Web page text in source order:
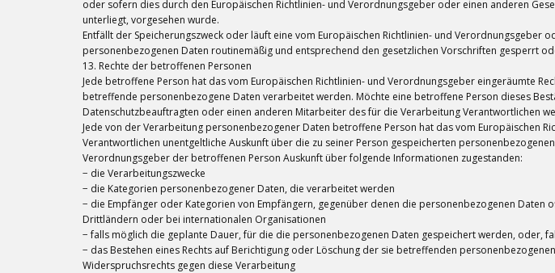
oder sofern dies durch den Europäischen Richtlinien- und Verordnungsgeber oder einen anderen
unterliegt, vorgesehen wurde.
Entfällt der Speicherungszweck oder läuft eine vom Europäischen Richtlinien- und
personenbezogenen Daten routinemäßig und entsprechend den gesetzlichen Vorschriften gesperrt
13. Rechte der betroffenen Personen
Jede betroffene Person hat das vom Europäischen Richtlinien- und Verordnungsgeber eingeräumte
betreffende personenbezogene Daten verarbeitet werden. Möchte eine betroffene Person dieses
Datenschutzbeauftragten oder einen anderen Mitarbeiter des für die Verarbeitung Verantwortlichen
Jede von der Verarbeitung personenbezogener Daten betroffene Person hat das vom Europäischen
Verantwortlichen unentgeltliche Auskunft über die zu seiner Person gespeicherten
Verordnungsgeber der betroffenen Person Auskunft über folgende Informationen zugestanden:
− die Verarbeitungszwecke
− die Kategorien personenbezogener Daten, die verarbeitet werden
− die Empfänger oder Kategorien von Empfängern, gegenüber denen die personenbezogenen
Drittländern oder bei internationalen Organisationen
− falls möglich die geplante Dauer, für die die personenbezogenen Daten gespeichert werden, oder,
− das Bestehen eines Rechts auf Berichtigung oder Löschung der sie betreffenden
Widerspruchsrechts gegen diese Verarbeitung